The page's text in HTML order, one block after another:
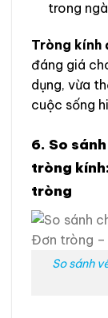
trong
Tròng kính
đáng giá
dụng, vừa
cuộc sống
6. So
tròng
tròng
So sánh